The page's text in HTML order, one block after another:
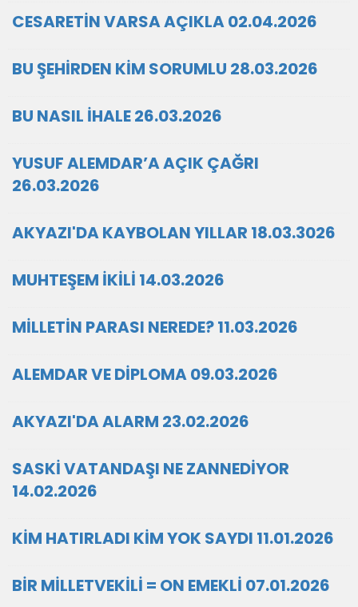
CESARETİN VARSA AÇIKLA 02.04.2026
BU ŞEHİRDEN KİM SORUMLU 28.03.2026
BU NASIL İHALE 26.03.2026
YUSUF ALEMDAR’A AÇIK ÇAĞRI
26.03.2026
AKYAZI'DA KAYBOLAN YILLAR 18.03.3026
MUHTEŞEM İKİLİ 14.03.2026
MİLLETİN PARASI NEREDE? 11.03.2026
ALEMDAR VE DİPLOMA 09.03.2026
AKYAZI'DA ALARM 23.02.2026
SASKİ VATANDAŞI NE ZANNEDİYOR
14.02.2026
KİM HATIRLADI KİM YOK SAYDI 11.01.2026
BİR MİLLETVEKİLİ = ON EMEKLİ 07.01.2026